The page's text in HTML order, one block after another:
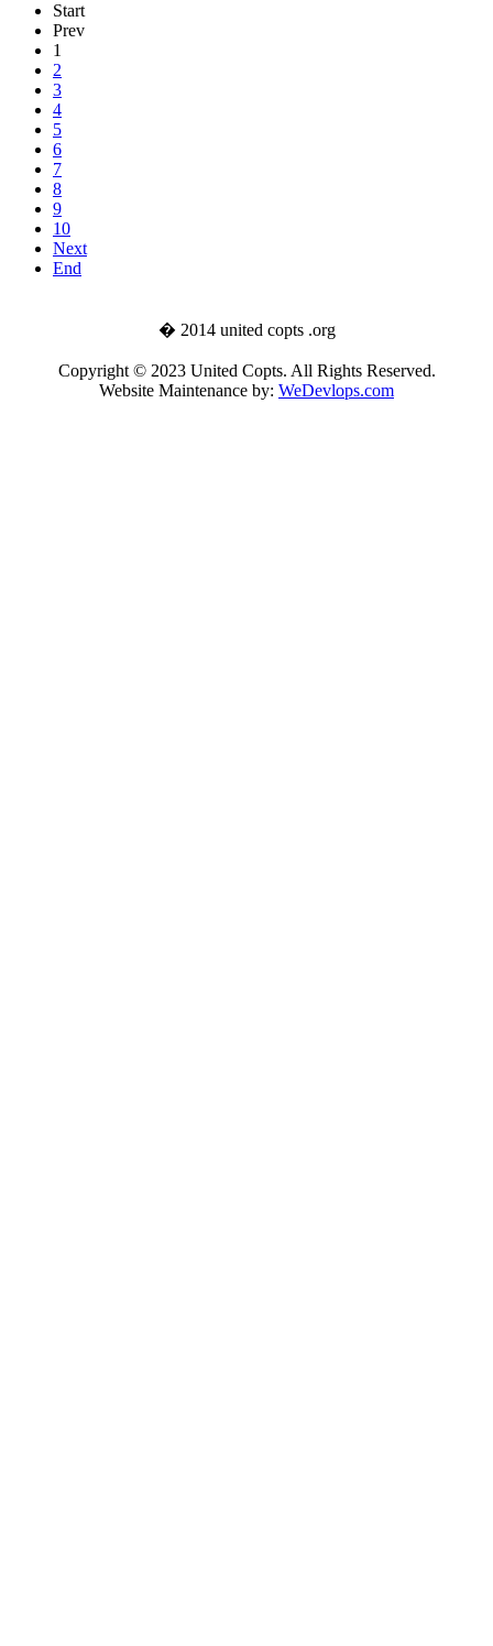
Start
Prev
1
2
3
4
5
6
7
8
9
10
Next
End
� 2014 united copts .org
Copyright © 2023 United Copts. All Rights Reserved.
Website Maintenance by: WeDevlops.com